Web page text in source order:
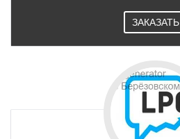
ЗАКАЗАТЬ